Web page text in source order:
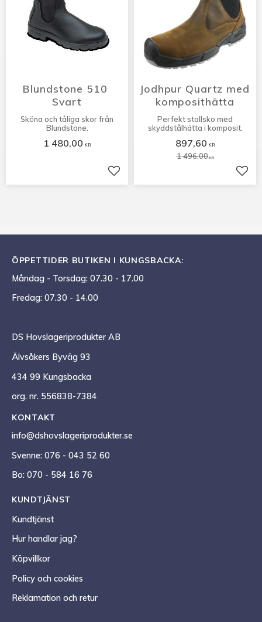
Blundstone 510
Svart
Sköna och tåliga skor från
Blundstone.
1 480,00 KR
Lägg till i favoriter
Jodhpur Quartz med
komposithätta
Perfekt stallsko med
skyddstålhätta i komposit.
897,60 KR
1 496,00KR
ÖPPETTIDER BUTIKEN I KUNGSBACKA:
Måndag - Torsdag: 07.30 - 17.00
Fredag: 07.30 - 14.00
DS Hovslageriprodukter AB
Älvsåkers Byväg 93
434 99 Kungsbacka
org. nr. 556838-7384
KONTAKT
info@dshovslageriprodukter.se
Svenne: 076 - 043 52 60
Bo: 070 - 584 16 76
KUNDTJÄNST
Kundtjänst
Hur handlar jag?
Köpvillkor
Policy och cookies
Reklamation och retur